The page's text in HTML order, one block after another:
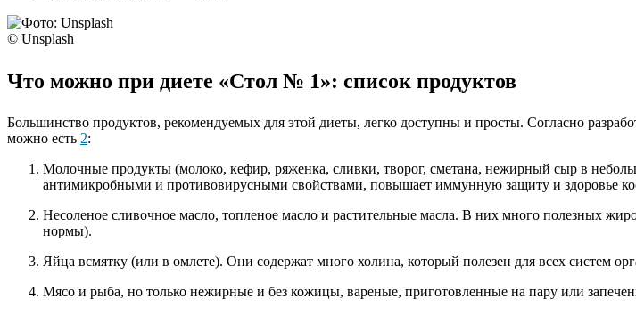
© Unsplash
Что можно при диете «Стол № 1»: список продуктов
Большинство продуктов, рекомендуемых для этой диеты, легко доступны и просты. Согласно
можно есть 2:
Молочные продукты (молоко, кефир, ряженка, сливки, творог, сметана, нежирный сыр в
антимикробными и противовирусными свойствами, повышает иммунную защиту и здоровье
Несоленое сливочное масло, топленое масло и растительные масла. В них много полезных
нормы).
Яйца всмятку (или в омлете). Они содержат много холина, который полезен для всех систем
Мясо и рыба, но только нежирные и без кожицы, вареные, приготовленные на пару или